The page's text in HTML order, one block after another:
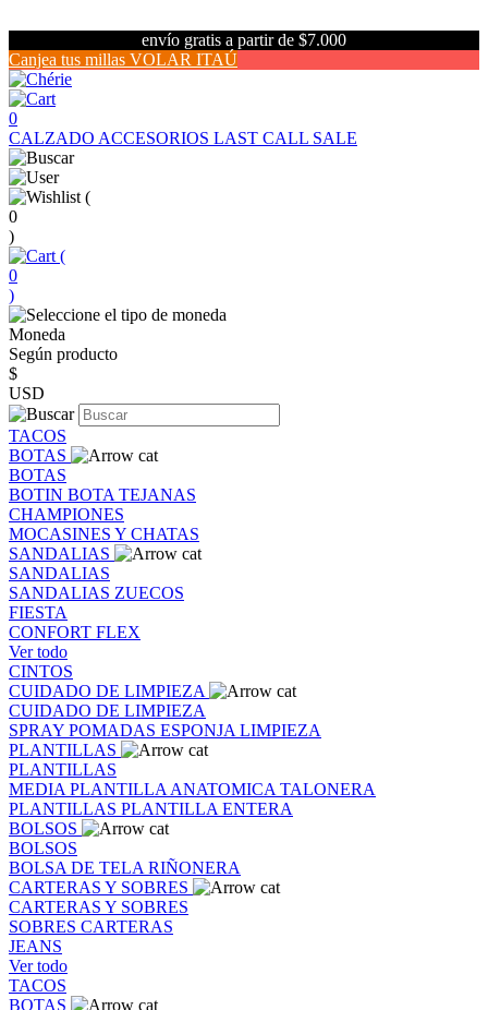
envío gratis a partir de $7.000
Canjea tus millas VOLAR ITAÚ
0
CALZADO ACCESORIOS LAST CALL SALE
(
0
)
(
0
)
Moneda
Según producto
$
USD
TACOS
BOTAS
BOTAS
BOTIN BOTA TEJANAS
CHAMPIONES
MOCASINES Y CHATAS
SANDALIAS
SANDALIAS
SANDALIAS ZUECOS
FIESTA
CONFORT FLEX
Ver todo
CINTOS
CUIDADO DE LIMPIEZA
CUIDADO DE LIMPIEZA
SPRAY POMADAS ESPONJA LIMPIEZA
PLANTILLAS
PLANTILLAS
MEDIA PLANTILLA ANATOMICA TALONERA
PLANTILLAS PLANTILLA ENTERA
BOLSOS
BOLSOS
BOLSA DE TELA RIÑONERA
CARTERAS Y SOBRES
CARTERAS Y SOBRES
SOBRES CARTERAS
JEANS
Ver todo
TACOS
BOTAS